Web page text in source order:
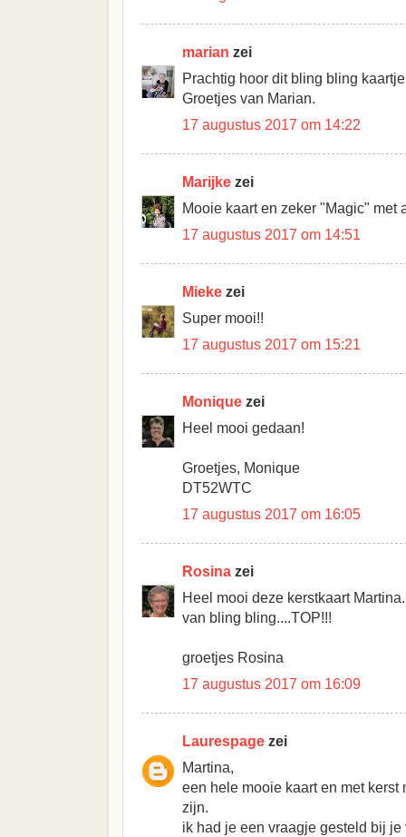
marian zei
Prachtig hoor dit bling bling
Groetjes van Marian.
17 augustus 2017 om 14:22
Marijke zei
Mooie kaart en zeker "Magic" met
17 augustus 2017 om 14:51
Mieke zei
Super mooi!!
17 augustus 2017 om 15:21
Monique zei
Heel mooi gedaan!
Groetjes, Monique
DT52WTC
17 augustus 2017 om 16:05
Rosina zei
Heel mooi deze kerstkaart
van bling bling....TOP!!!
groetjes Rosina
17 augustus 2017 om 16:09
Laurespage zei
Martina,
een hele mooie kaart en met
zijn.
ik had je een vraagje gesteld bij je